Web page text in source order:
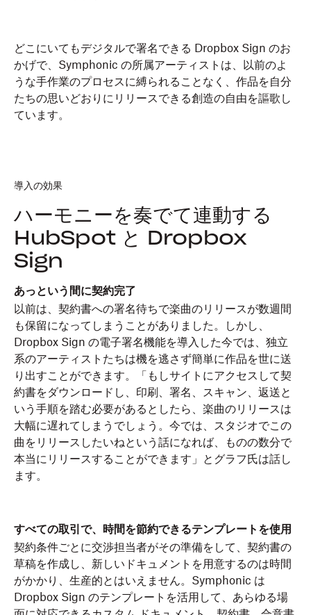
どこにいてもデジタルで署名できる Dropbox Sign のお
かげで、Symphonic の所属アーティストは、以前のよ
うな手作業のプロセスに縛られることなく、作品を自分
たちの思いどおりにリリースできる創造の自由を謳歌し
ています。
導入の効果
ハーモニーを奏でて連動する
HubSpot と Dropbox
Sign
あっという間に契約完了
以前は、契約書への署名待ちで楽曲のリリースが数週間
も保留になってしまうことがありました。しかし、
Dropbox Sign の電子署名機能を導入した今では、独立
系のアーティストたちは機を逃さず簡単に作品を世に送
り出すことができます。「もしサイトにアクセスして契
約書をダウンロードし、印刷、署名、スキャン、返送と
いう手順を踏む必要があるとしたら、楽曲のリリースは
大幅に遅れてしまうでしょう。今では、スタジオでこの
曲をリリースしたいねという話になれば、ものの数分で
本当にリリースすることができます」とグラフ氏は話し
ます。
すべての取引で、時間を節約できるテンプレートを使用
契約条件ごとに交渉担当者がその準備をして、契約書の
草稿を作成し、新しいドキュメントを用意するのは時間
がかかり、生産的とはいえません。Symphonic は
Dropbox Sign のテンプレートを活用して、あらゆる場